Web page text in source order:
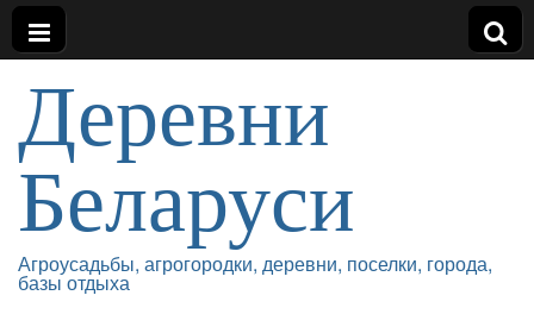
Деревни
Беларуси
Агроусадьбы, агрогородки, деревни, поселки, города,
базы отдыха